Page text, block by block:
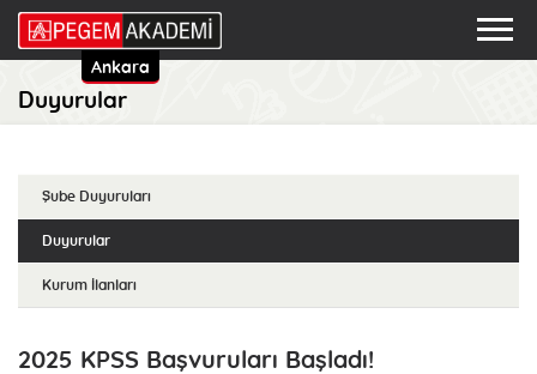
Ankara
Duyurular
Şube Duyuruları
Duyurular
Kurum İlanları
2025 KPSS Başvuruları Başladı!